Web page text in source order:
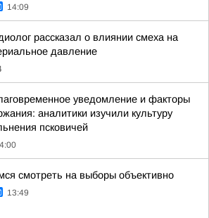
14:09
рассказал о влиянии смеха на
давление
уведомление и факторы
аналитики изучили культуру
псковичей
смотреть на выборы объективно
13:49